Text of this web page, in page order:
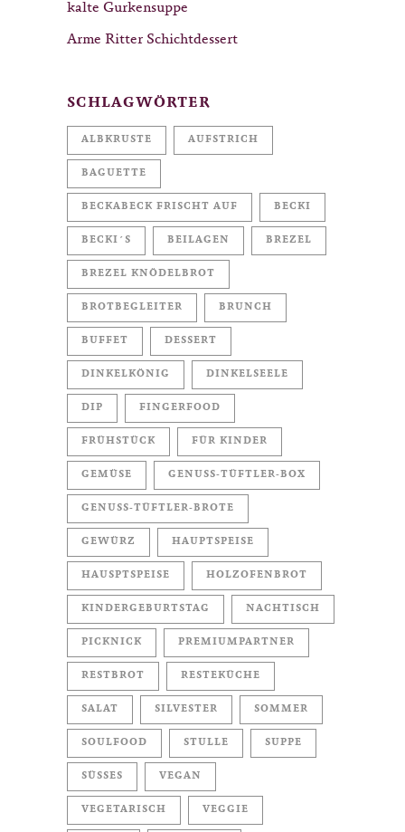
kalte Gurkensuppe
Arme Ritter Schichtdessert
SCHLAGWÖRTER
ALBKRUSTE AUFSTRICH
BAGUETTE
BECKABECK FRISCHT AUF BECKI
BECKI´S BEILAGEN BREZEL
BREZEL KNÖDELBROT
BROTBEGLEITER BRUNCH
BUFFET DESSERT
DINKELKÖNIG DINKELSEELE
DIP FINGERFOOD
FRÜHSTÜCK FÜR KINDER
GEMÜSE GENUSS-TÜFTLER-BOX
GENUSS-TÜFTLER-BROTE
GEWÜRZ HAUPTSPEISE
HAUSPTSPEISE HOLZOFENBROT
KINDERGEBURTSTAG NACHTISCH
PICKNICK PREMIUMPARTNER
RESTBROT RESTEKÜCHE
SALAT SILVESTER SOMMER
SOULFOOD STULLE SUPPE
SÜSSES VEGAN
VEGETARISCH VEGGIE